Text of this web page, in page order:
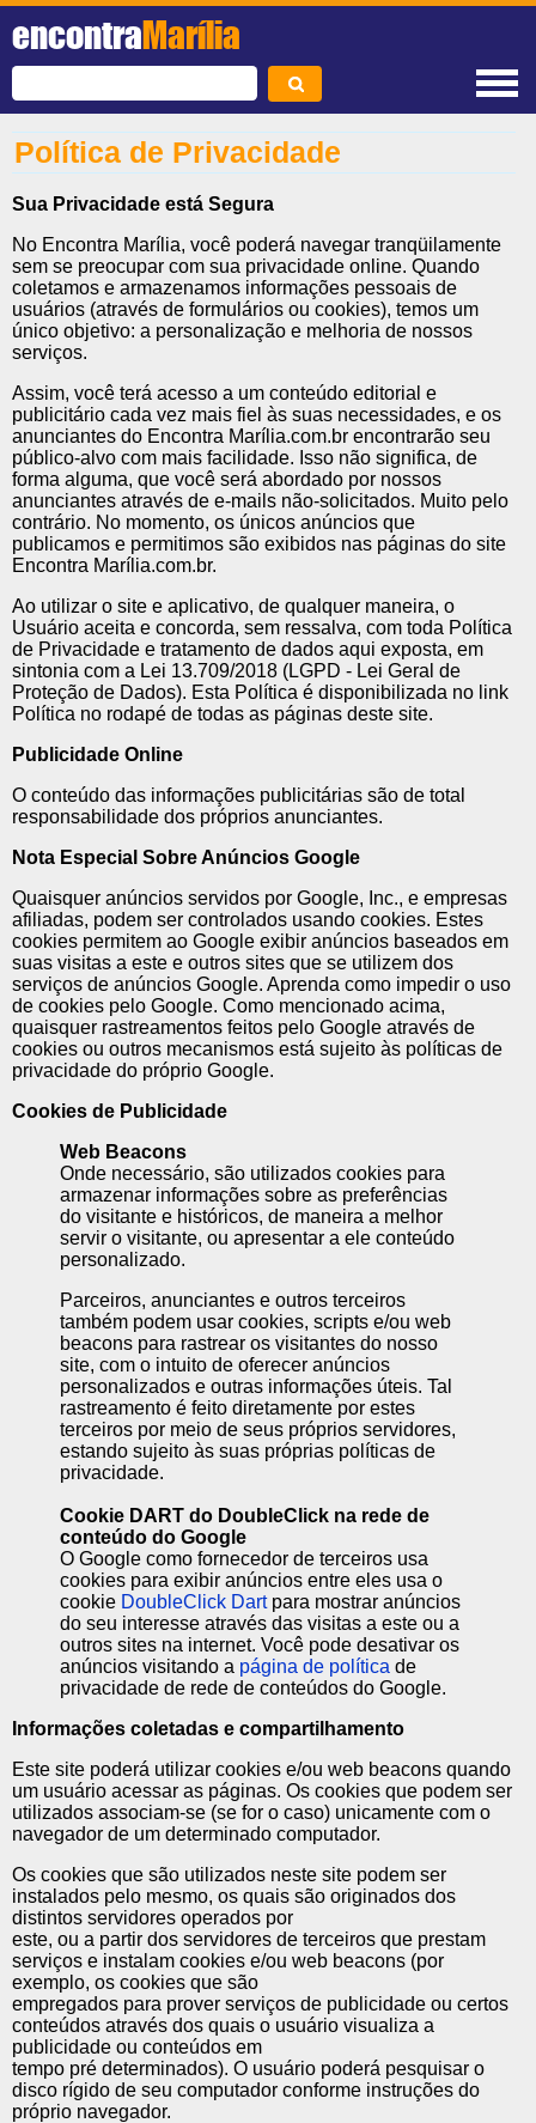
encontraMarília
Política de Privacidade
Sua Privacidade está Segura
No Encontra Marília, você poderá navegar tranqüilamente
sem se preocupar com sua privacidade online. Quando
coletamos e armazenamos informações pessoais de
usuários (através de formulários ou cookies), temos um
único objetivo: a personalização e melhoria de nossos
serviços.
Assim, você terá acesso a um conteúdo editorial e
publicitário cada vez mais fiel às suas necessidades, e os
anunciantes do Encontra Marília.com.br encontrarão seu
público-alvo com mais facilidade. Isso não significa, de
forma alguma, que você será abordado por nossos
anunciantes através de e-mails não-solicitados. Muito pelo
contrário. No momento, os únicos anúncios que
publicamos e permitimos são exibidos nas páginas do site
Encontra Marília.com.br.
Ao utilizar o site e aplicativo, de qualquer maneira, o
Usuário aceita e concorda, sem ressalva, com toda Política
de Privacidade e tratamento de dados aqui exposta, em
sintonia com a Lei 13.709/2018 (LGPD - Lei Geral de
Proteção de Dados). Esta Política é disponibilizada no link
Política no rodapé de todas as páginas deste site.
Publicidade Online
O conteúdo das informações publicitárias são de total
responsabilidade dos próprios anunciantes.
Nota Especial Sobre Anúncios Google
Quaisquer anúncios servidos por Google, Inc., e empresas
afiliadas, podem ser controlados usando cookies. Estes
cookies permitem ao Google exibir anúncios baseados em
suas visitas a este e outros sites que se utilizem dos
serviços de anúncios Google. Aprenda como impedir o uso
de cookies pelo Google. Como mencionado acima,
quaisquer rastreamentos feitos pelo Google através de
cookies ou outros mecanismos está sujeito às políticas de
privacidade do próprio Google.
Cookies de Publicidade
Web Beacons
Onde necessário, são utilizados cookies para
armazenar informações sobre as preferências
do visitante e históricos, de maneira a melhor
servir o visitante, ou apresentar a ele conteúdo
personalizado.
Parceiros, anunciantes e outros terceiros
também podem usar cookies, scripts e/ou web
beacons para rastrear os visitantes do nosso
site, com o intuito de oferecer anúncios
personalizados e outras informações úteis. Tal
rastreamento é feito diretamente por estes
terceiros por meio de seus próprios servidores,
estando sujeito às suas próprias políticas de
privacidade.
Cookie DART do DoubleClick na rede de
conteúdo do Google
O Google como fornecedor de terceiros usa
cookies para exibir anúncios entre eles usa o
cookie DoubleClick Dartpara mostrar anúncios
do seu interesse através das visitas a este ou a
outros sites na internet. Você pode desativar os
anúncios visitando a página de política de
privacidade de rede de conteúdos do Google.
Informações coletadas e compartilhamento
Este site poderá utilizar cookies e/ou web beacons quando
um usuário acessar as páginas. Os cookies que podem ser
utilizados associam-se (se for o caso) unicamente com o
navegador de um determinado computador.
Os cookies que são utilizados neste site podem ser
instalados pelo mesmo, os quais são originados dos
distintos servidores operados por
este, ou a partir dos servidores de terceiros que prestam
serviços e instalam cookies e/ou web beacons (por
exemplo, os cookies que são
empregados para prover serviços de publicidade ou certos
conteúdos através dos quais o usuário visualiza a
publicidade ou conteúdos em
tempo pré determinados). O usuário poderá pesquisar o
disco rígido de seu computador conforme instruções do
próprio navegador.